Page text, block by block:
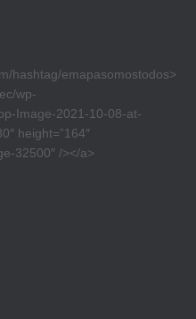
hashtag/emapasomostodos>
wp-
Image-2021-10-08-at-
height=”164″
32500″ /></a>